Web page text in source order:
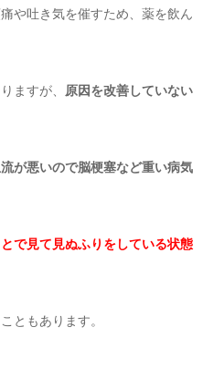
や吐き気を催すため、薬を飲ん
ますが、
原因を改善していない
流が悪いので脳梗塞など重い病気
で見て見ぬふりをしている状態
ともあります。